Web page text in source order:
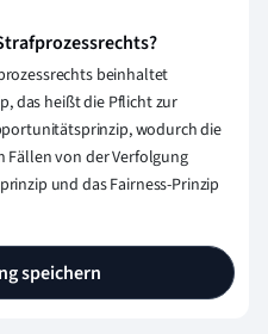
beinhaltet
das heißt die Pflicht zur
wodurch die
von der Verfolgung
und das Fairness-Prinzip
speichern